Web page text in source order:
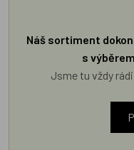
Náš sortiment
s
Jsme tu vždy